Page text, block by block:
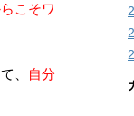
こそワ
、
自分